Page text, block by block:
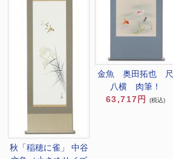
秋「稲穂に雀」 中谷
金魚 奥田拓也 尺
八横 肉筆！
63,717円
(税込)